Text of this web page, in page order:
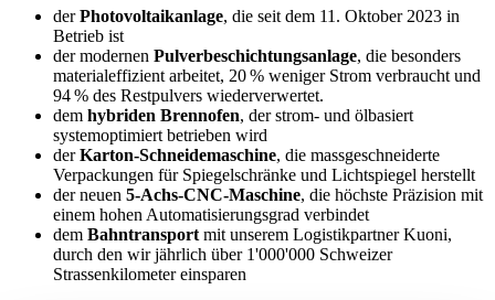
derPhotovoltaikanlage, die seit dem 11. Oktober 2023 in
Betrieb ist
der modernen Pulverbeschichtungsanlage, die besonders
materialeffizient arbeitet, 20 % weniger Strom verbraucht und
94 % des Restpulvers wiederverwertet.
dem hybriden Brennofen, der strom- und ölbasiert
systemoptimiert betrieben wird
derKarton-Schneidemaschine, die massgeschneiderte
Verpackungen für Spiegelschränke und Lichtspiegel herstellt
der neuen 5-Achs-CNC-Maschine, die höchste Präzision mit
einem hohen Automatisierungsgrad verbindet
dem Bahntransport mit unserem Logistikpartner Kuoni,
durch den wir jährlich über 1'000'000 Schweizer
Strassenkilometer einsparen